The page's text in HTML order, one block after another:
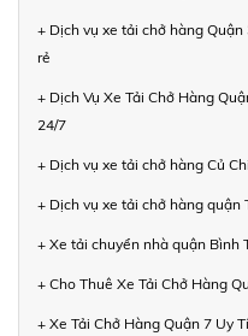
+ Dịch vụ xe tải chở hàng
rẻ
+ Dịch Vụ Xe Tải Chở Hàng
24/7
+ Dịch vụ xe tải chở hàng Củ
+ Dịch vụ xe tải chở hàng quận
+ Xe tải chuyển nhà quận Bình
+ Cho Thuê Xe Tải Chở Hàng
+ Xe Tải Chở Hàng Quận 7 Uy